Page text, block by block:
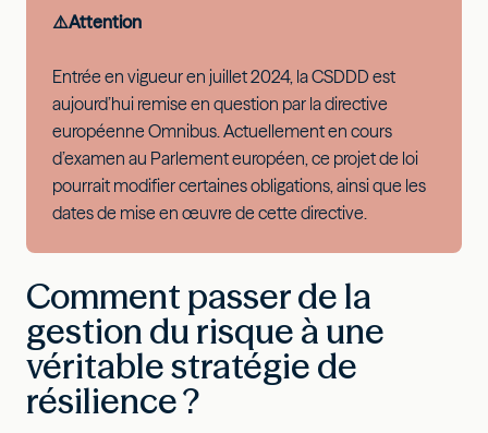
⚠️Attention
Entrée en vigueur en juillet 2024, la CSDDD est
aujourd’hui remise en question par la directive
européenne Omnibus. Actuellement en cours
d’examen au Parlement européen, ce projet de loi
pourrait modifier certaines obligations, ainsi que les
dates de mise en œuvre de cette directive.
Comment passer de la
gestion du risque à une
véritable stratégie de
résilience ?